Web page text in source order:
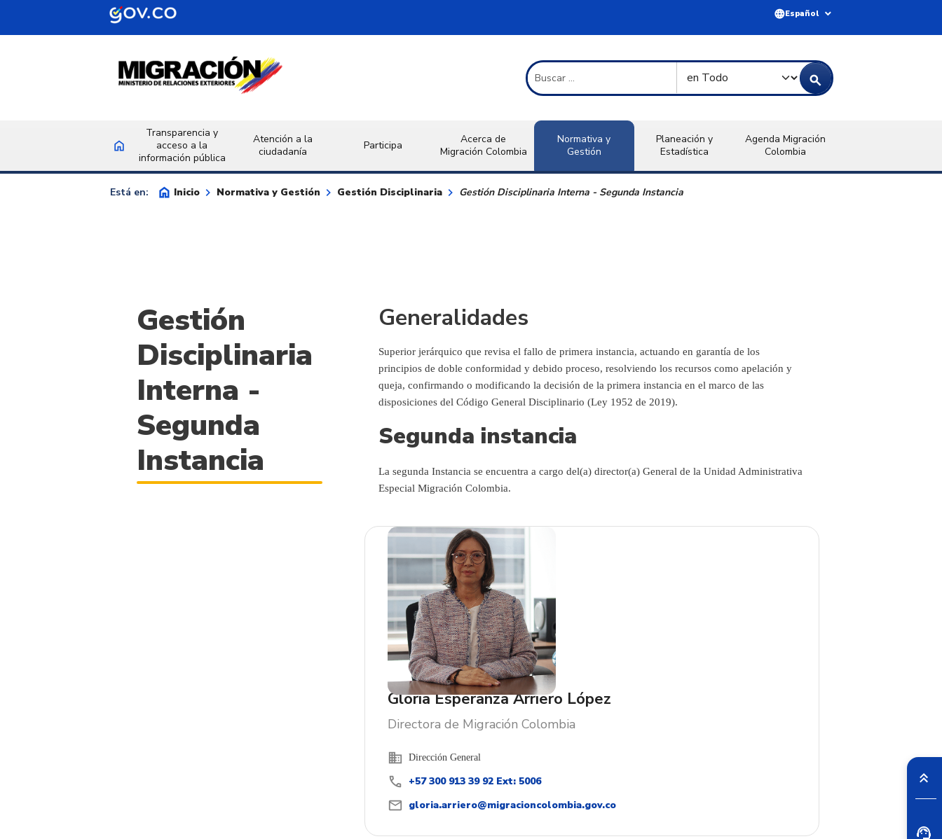
Saltar al contenido principal
languageEspañol expand_more
Término de Búsqueda Tipo de Búsqueda
search
homeInicio
Transparencia y
acceso a la
información pública
Atención a la
ciudadanía
Participa
Acerca de
Migración Colombia
Normativa y
Gestión
Planeación y
Estadística
Agenda Migración
Colombia
Está en: home Inicio keyboard_arrow_right Normativa y Gestión keyboard_arrow_right Gestión Disciplinaria keyboard_arrow_right Gestión Disciplinaria Interna - Segunda Instancia
Gestión
Disciplinaria
Interna -
Segunda
Instancia
Generalidades
Superior jerárquico que revisa el fallo de primera instancia, actuando en garantía de los
principios de doble conformidad y debido proceso, resolviendo los recursos como apelación y
queja, confirmando o modificando la decisión de la primera instancia en el marco de las
disposiciones del Código General Disciplinario (Ley 1952 de 2019).
Segunda instancia
La segunda Instancia se encuentra a cargo del(a) director(a) General de la Unidad Administrativa
Especial Migración Colombia.
Gloria Esperanza Arriero López
Directora de Migración Colombia
business Oficina:
Dirección General
call Contacto:
+57 300 913 39 92 Ext: 5006
mail Correo Electrónico:
gloria.arriero@migracioncolombia.gov.co